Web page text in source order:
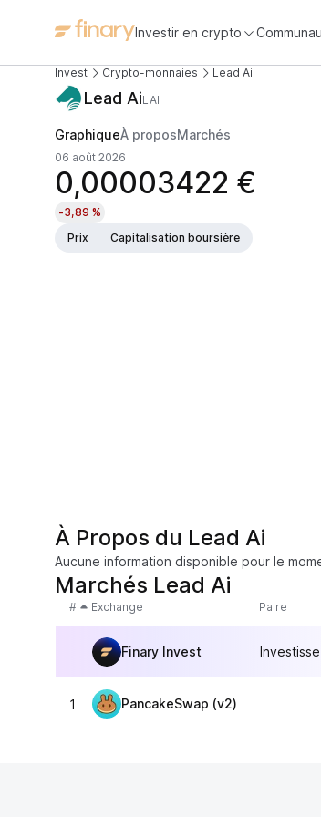
Investir en crypto
Invest Crypto-monnaies Lead Ai
Lead AiLAI
GraphiqueÀ proposMarchés
06 août 2026
0,00003422 €
-3,89 %
Prix
Capitalisation boursière
À Propos du Lead Ai
Aucune information disponible pour le
Marchés Lead Ai
# Exchange Paire
Finary Invest
1 PancakeSwap (v2)